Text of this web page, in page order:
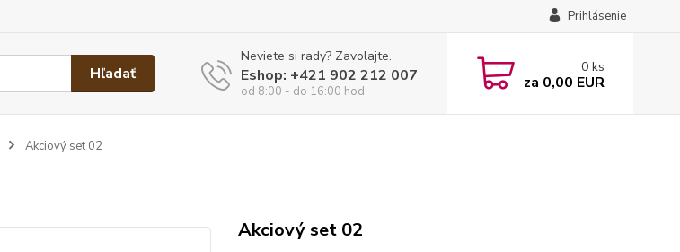
Prihlásenie
Hľadať
Neviete si rady? Zavolajte.
Eshop: +421 902 212 007
od 8:00 - do 16:00 hod
0 ks
za 0,00 EUR
Akciový set 02
Akciový set 02